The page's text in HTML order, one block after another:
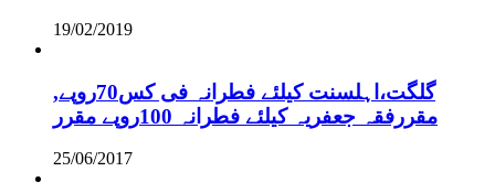
19/02/2019
,گلگت،اہلسنت کیلئے فطرانہ فی کس70روپے
مقررفقہ جعفریہ کیلئے فطرانہ 100روپے مقرر
25/06/2017